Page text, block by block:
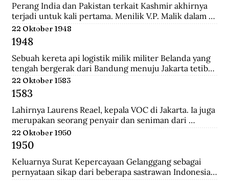
Perang India dan Pakistan terkait Kashmir akhirnya
terjadi untuk kali pertama. Menilik V.P. Malik dalam
Kargil from Surprise to Victory, Perang Indo-Pakistani
I itu membawa korban 1.104 jiwa di pihak India dan
6.000 di pihak Pakistan.
22 Oktober 1948
1948
Sebuah kereta api logistik milik militer Belanda yang
tengah bergerak dari Bandung menuju Jakarta tetiba
terguling di kawasan Bendul. Sejumlah penumpang
tewas seketika dan puluhan lainya mengalami luka-
luka.
22 Oktober 1583
1583
Lahirnya Laurens Reael, kepala VOC di Jakarta. Ia juga
merupakan seorang penyair dan seniman dari
Belanda.
22 Oktober 1950
1950
Keluarnya Surat Kepercayaan Gelanggang sebagai
pernyataan sikap dari beberapa sastrawan Indonesia